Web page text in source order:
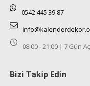
0542 445 39 87
08:00 - 21:00 | 7 Gün
Bizi Takip Edin